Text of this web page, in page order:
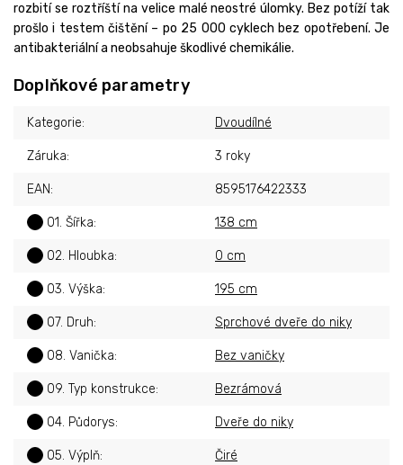
rozbití se roztříští na velice malé neostré úlomky. Bez potíží tak
prošlo i testem čištění – po 25 000 cyklech bez opotřebení. Je
antibakteriální a neobsahuje škodlivé chemikálie.
Doplňkové parametry
Kategorie: Dvoudílné
Záruka: 3 roky
EAN: 8595176422333
01. Šířka: 138 cm
02. Hloubka: 0 cm
03. Výška: 195 cm
07. Druh: Sprchové dveře do niky
08. Vanička: Bez vaničky
09. Typ konstrukce: Bezrámová
04. Půdorys: Dveře do niky
05. Výplň: Čiré